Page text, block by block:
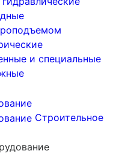
и специальные
Строительное